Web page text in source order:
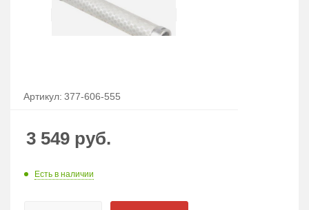
Артикул: 377-606-555
3 549 руб.
Есть в наличии